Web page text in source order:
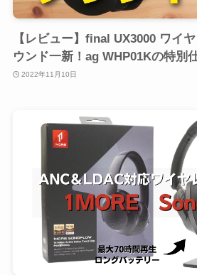
【レビュー】final UX3000 ワイ
ウンド一新！ag WHP01Kの特別
2022年11月10日